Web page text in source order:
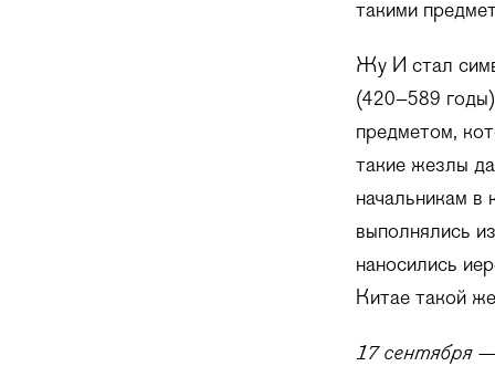
такими
Жу И стал
(420–589
предметом,
такие жезлы
начальникам в
выполнялись
наносились
Китае такой
17 сентября